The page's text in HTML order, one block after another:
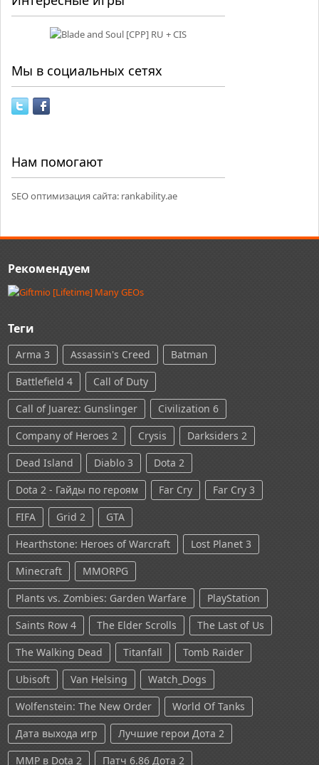
Мы в социальных сетях
Нам помогают
SEO оптимизация сайта: rankability.ae
Рекомендуем
Теги
Arma 3 Assassin's Creed
Batman
Battlefield 4
Call of Duty
Call of Juarez: Gunslinger
Civilization 6
Company of Heroes 2
Crysis
Darksiders 2
Dead Island
Diablo 3
Dota 2
Dota 2 - Гайды по героям
Far Cry
Far Cry 3
FIFA
Grid 2
GTA
Hearthstone: Heroes of Warcraft
Lost Planet 3
Minecraft
MMORPG
Plants vs. Zombies: Garden Warfare
PlayStation
Saints Row 4
The Elder Scrolls
The Last of Us
The Walking Dead
Titanfall
Tomb Raider
Ubisoft
Van Helsing
Watch_Dogs
Wolfenstein: The New Order
World Of Tanks
Дата выхода игр
Лучшие герои Дота 2
ММР в Dota 2
Патч 6.86 Дота 2